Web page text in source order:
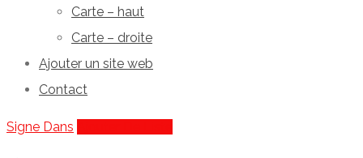
Carte – haut
Carte – droite
Ajouter un site web
Contact
Signe Dans